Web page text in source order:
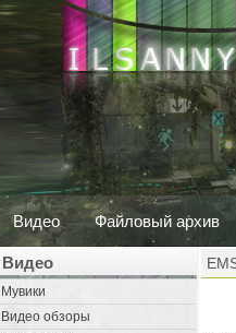
Видео Файловый архив
Видео
Мувики
Видео обзоры